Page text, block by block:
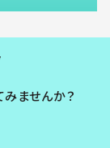
ませんか？